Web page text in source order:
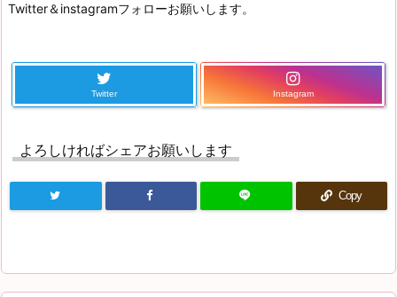
Twitter＆instagramフォローお願いします。
Twitter Instagram
よろしければシェアお願いします
Copy